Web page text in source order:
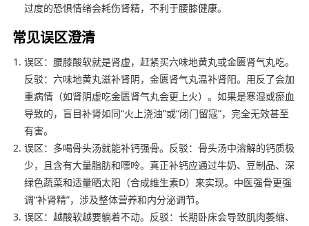
过度的恐惧情绪会耗伤肾精，不利于腰膝健康。
常见误区澄清
误区：腰膝酸软就是肾虚，赶紧买六味地黄丸或金匮肾气丸吃。
反驳：六味地黄丸滋补肾阴，金匮肾气丸温补肾阳。用反了会加
重病情（如肾阴虚吃金匮肾气丸会更上火）。如果是寒湿或瘀血
导致的，盲目补肾如同“火上浇油”或“闭门留寇”，完全无效甚至
有害。
误区：多喝骨头汤就能补钙强骨。反驳：骨头汤中溶解的钙质极
少，且含有大量脂肪和嘌呤。真正补钙应通过牛奶、豆制品、深
绿色蔬菜和适量晒太阳（合成维生素D）来实现。中医强骨更强
调“补肾精”，涉及整体营养和内分泌调节。
误区：越酸软越要躺着不动。反驳：长期卧床会导致肌肉萎缩、